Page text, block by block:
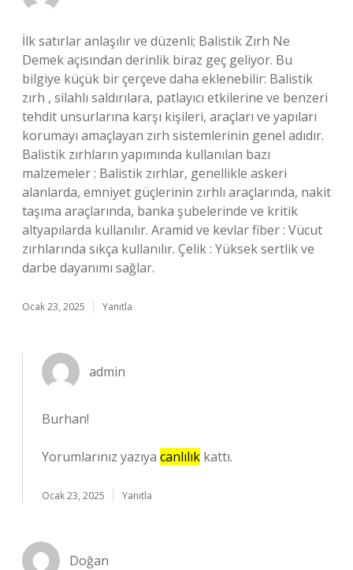
İlk satırlar anlaşılır ve düzenli; Balistik Zırh Ne
Demek açısından derinlik biraz geç geliyor. Bu
bilgiye küçük bir çerçeve daha eklenebilir: Balistik
zırh , silahlı saldırılara, patlayıcı etkilerine ve benzeri
tehdit unsurlarına karşı kişileri, araçları ve yapıları
korumayı amaçlayan zırh sistemlerinin genel adıdır.
Balistik zırhların yapımında kullanılan bazı
malzemeler : Balistik zırhlar, genellikle askeri
alanlarda, emniyet güçlerinin zırhlı araçlarında, nakit
taşıma araçlarında, banka şubelerinde ve kritik
altyapılarda kullanılır. Aramid ve kevlar fiber : Vücut
zırhlarında sıkça kullanılır. Çelik : Yüksek sertlik ve
darbe dayanımı sağlar.
Ocak 23, 2025 Yanıtla
admin
Burhan!
Yorumlarınız yazıya canlılık kattı.
Ocak 23, 2025 Yanıtla
Doğan